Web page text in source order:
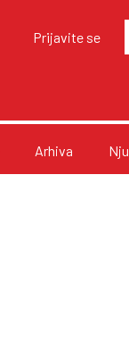
Prijavite se
Arhiva